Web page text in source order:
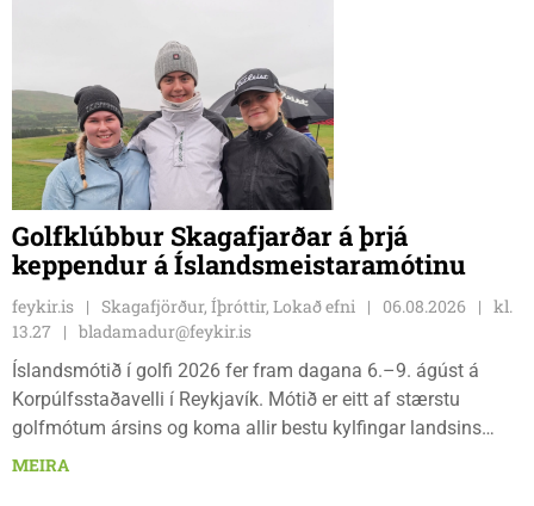
Golfklúbbur Skagafjarðar á þrjá
keppendur á Íslandsmeistaramótinu
feykir.is Skagafjörður, Íþróttir, Lokað efni 06.08.2026
kl.
13.27
bladamadur@feykir.is
Íslandsmótið í golfi 2026 fer fram dagana 6.–9. ágúst á
Korpúlfsstaðavelli í Reykjavík. Mótið er eitt af stærstu
golfmótum ársins og koma allir bestu kylfingar landsins
saman til að sýna hæfileika sína. Golfklúbbur Skagafjarðar
MEIRA